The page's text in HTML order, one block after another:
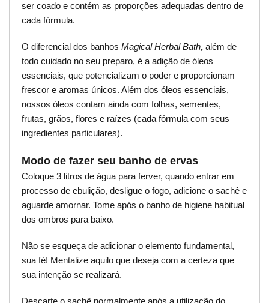
ser coado e contém as proporções adequadas dentro de
cada fórmula.
O diferencial dos banhos Magical Herbal Bath, além de
todo cuidado no seu preparo, é a adição de óleos
essenciais, que potencializam o poder e proporcionam
frescor e aromas únicos. Além dos óleos essenciais,
nossos óleos contam ainda com folhas, sementes,
frutas, grãos, flores e raízes (cada fórmula com seus
ingredientes particulares).
Modo de fazer seu banho de ervas
Coloque 3 litros de água para ferver, quando entrar em
processo de ebulição, desligue o fogo, adicione o sachê e
aguarde amornar. Tome após o banho de higiene habitual
dos ombros para baixo.
Não se esqueça de adicionar o elemento fundamental,
sua fé! Mentalize aquilo que deseja com a certeza que
sua intenção se realizará.